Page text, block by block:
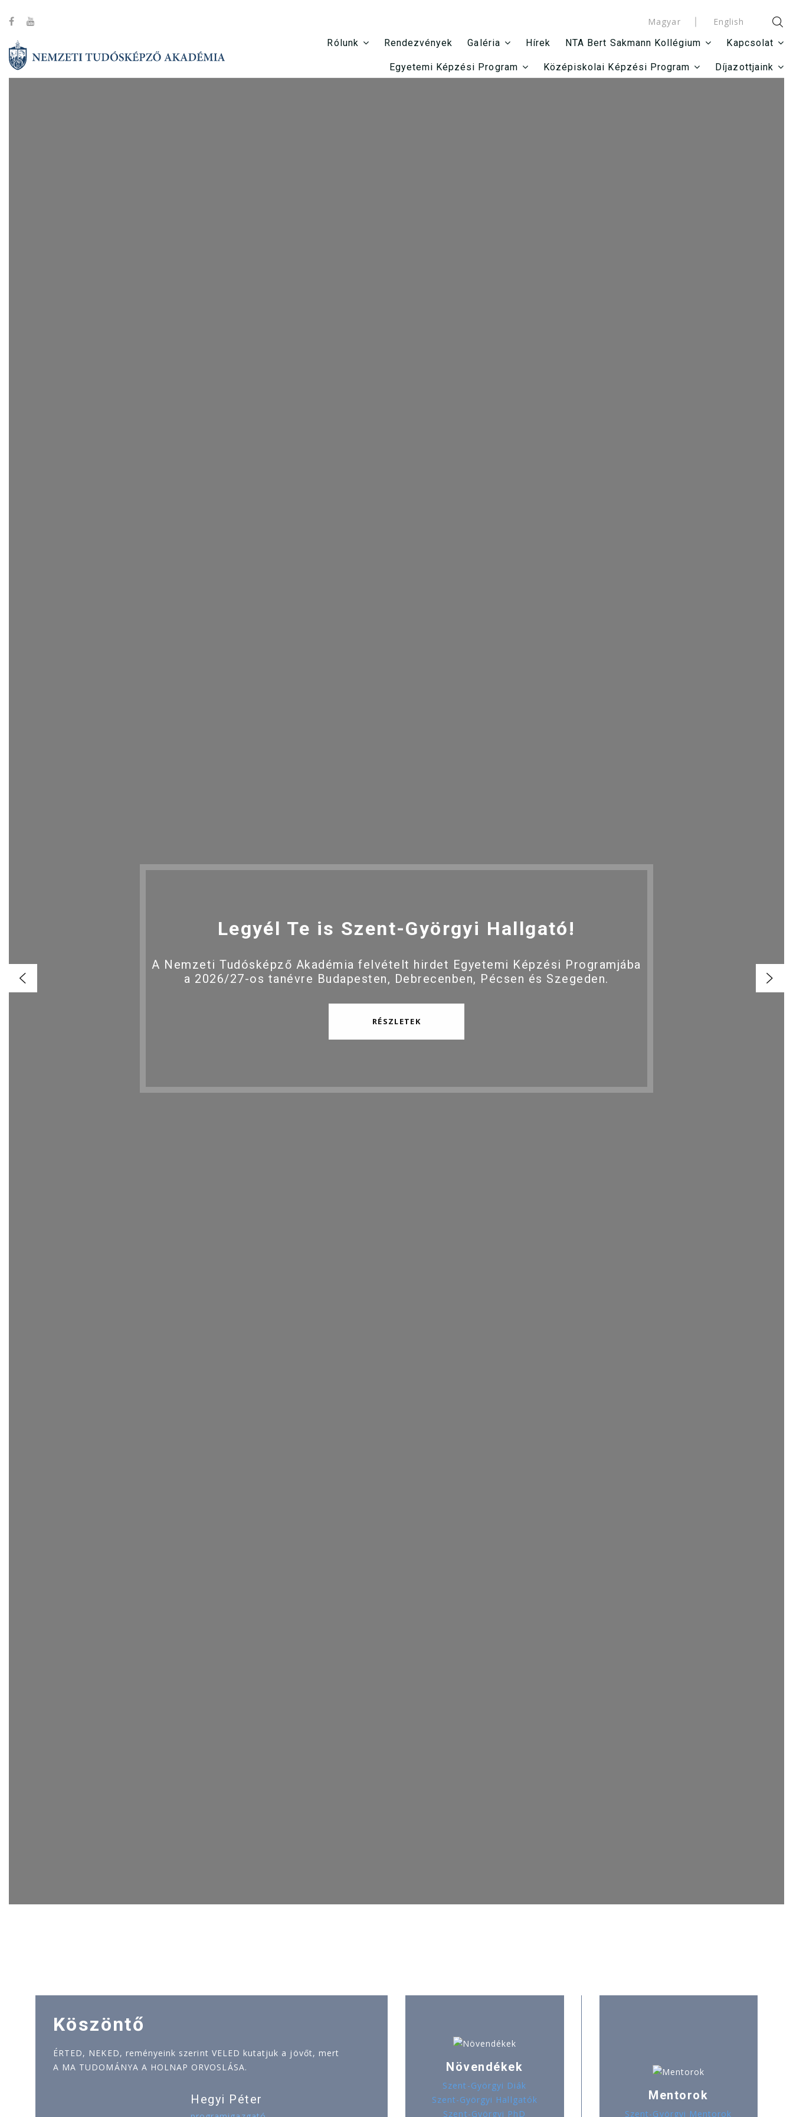
Magyar
English
Rólunk
Rendezvények Galéria Hírek NTA Bert Sakmann Kollégium Kapcsolat
Egyetemi Képzési Program Középiskolai Képzési Program Díjazottjaink
Legyél Te is Szent-Györgyi Hallgató!
A Nemzeti Tudósképző Akadémia felvételt hirdet Egyetemi Képzési Programjába
a 2026/27-os tanévre Budapesten, Debrecenben, Pécsen és Szegeden.
RÉSZLETEK
Köszöntő
ÉRTED, NEKED, reményeink szerint VELED kutatjuk a jövőt, mert
A MA TUDOMÁNYA A HOLNAP ORVOSLÁSA.
Hegyi Péter
Növendékek
Szent-Györgyi Diák
Szent-Györgyi Hallgatók
Szent-Györgyi PhD
Mentorok
Szent-Györgyi Mentorok